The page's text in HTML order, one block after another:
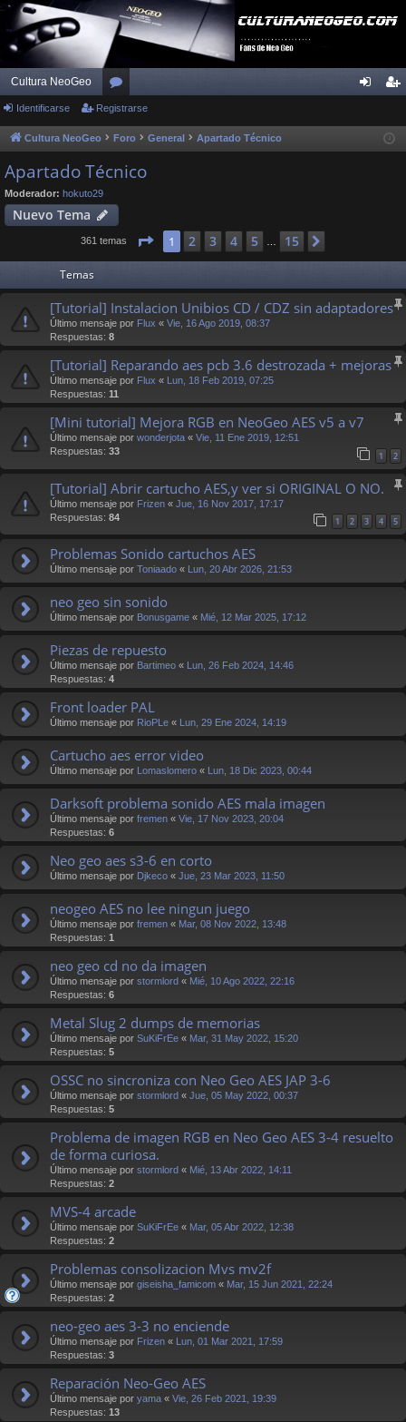
Cultura NeoGeo
or
os ist
Identificarse Registrarse
Cultura NeoGeo Foro General Apartado Técnico
Apartado Técnico
Moderador: hokuto29
Nuevo Tema
361 temas Página de 15
1 2 3 4 5 … 15
Temas
[Tutorial] Instalacion Unibios CD / CDZ sin adaptadores
Último mensaje por Flux « Vie, 16 Ago 2019, 08:37
Respuestas: 8
[Tutorial] Reparando aes pcb 3.6 destrozada + mejoras
Último mensaje por Flux « Lun, 18 Feb 2019, 07:25
Respuestas: 11
[Mini tutorial] Mejora RGB en NeoGeo AES v5 a v7
Último mensaje por wonderjota « Vie, 11 Ene 2019, 12:51
Respuestas: 33 1 2
[Tutorial] Abrir cartucho AES,y ver si ORIGINAL O NO.
Último mensaje por Frizen « Jue, 16 Nov 2017, 17:17
Respuestas: 84 1 2 3 4 5
Problemas Sonido cartuchos AES
Último mensaje por Toniaado « Lun, 20 Abr 2026, 21:53
neo geo sin sonido
Último mensaje por Bonusgame « Mié, 12 Mar 2025, 17:12
Piezas de repuesto
Último mensaje por Bartimeo « Lun, 26 Feb 2024, 14:46
Respuestas: 4
Front loader PAL
Último mensaje por RioPLe « Lun, 29 Ene 2024, 14:19
Cartucho aes error video
Último mensaje por Lomaslomero « Lun, 18 Dic 2023, 00:44
Darksoft problema sonido AES mala imagen
Último mensaje por fremen « Vie, 17 Nov 2023, 20:04
Respuestas: 6
Neo geo aes s3-6 en corto
Último mensaje por Djkeco « Jue, 23 Mar 2023, 11:50
neogeo AES no lee ningun juego
Último mensaje por fremen « Mar, 08 Nov 2022, 13:48
Respuestas: 1
neo geo cd no da imagen
Último mensaje por stormlord « Mié, 10 Ago 2022, 22:16
Respuestas: 6
Metal Slug 2 dumps de memorias
Último mensaje por SuKiFrEe « Mar, 31 May 2022, 15:20
Respuestas: 5
OSSC no sincroniza con Neo Geo AES JAP 3-6
Último mensaje por stormlord « Jue, 05 May 2022, 00:37
Respuestas: 5
Problema de imagen RGB en Neo Geo AES 3-4 resuelto
de forma curiosa.
Último mensaje por stormlord « Mié, 13 Abr 2022, 14:11
Respuestas: 2
MVS-4 arcade
Último mensaje por SuKiFrEe « Mar, 05 Abr 2022, 12:38
Respuestas: 2
Problemas consolizacion Mvs mv2f
Último mensaje por giseisha_famicom « Mar, 15 Jun 2021, 22:24
Respuestas: 2
neo-geo aes 3-3 no enciende
Último mensaje por Frizen « Lun, 01 Mar 2021, 17:59
Respuestas: 3
Reparación Neo-Geo AES
Último mensaje por yama « Vie, 26 Feb 2021, 19:39
Respuestas: 13